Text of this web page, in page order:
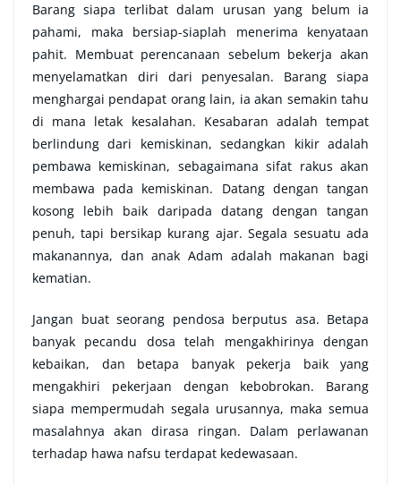
Barang siapa terlibat dalam urusan yang belum ia
pahami, maka bersiap-siaplah menerima kenyataan
pahit. Membuat perencanaan sebelum bekerja akan
menyelamatkan diri dari penyesalan. Barang siapa
menghargai pendapat orang lain, ia akan semakin tahu
di mana letak kesalahan. Kesabaran adalah tempat
berlindung dari kemiskinan, sedangkan kikir adalah
pembawa kemiskinan, sebagaimana sifat rakus akan
membawa pada kemiskinan. Datang dengan tangan
kosong lebih baik daripada datang dengan tangan
penuh, tapi bersikap kurang ajar. Segala sesuatu ada
makanannya, dan anak Adam adalah makanan bagi
kematian.
Jangan buat seorang pendosa berputus asa. Betapa
banyak pecandu dosa telah mengakhirinya dengan
kebaikan, dan betapa banyak pekerja baik yang
mengakhiri pekerjaan dengan kebobrokan. Barang
siapa mempermudah segala urusannya, maka semua
masalahnya akan dirasa ringan. Dalam perlawanan
terhadap hawa nafsu terdapat kedewasaan.